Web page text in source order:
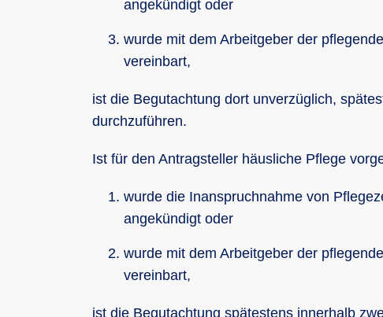
angekündigt oder
wurde mit dem Arbeitgeber der
vereinbart,
ist die Begutachtung dort unverzüglich,
durchzuführen.
Ist für den Antragsteller häusliche Pflege
wurde die Inanspruchnahme von
angekündigt oder
wurde mit dem Arbeitgeber der
vereinbart,
ist die Begutachtung spätestens innerhalb